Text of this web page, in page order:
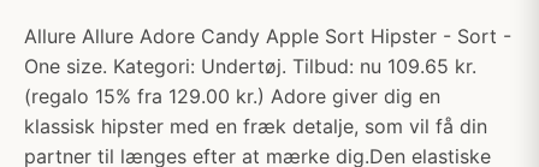
Allure Allure Adore Candy Apple Sort Hipster - Sort -
One size. Kategori: Undertøj. Tilbud: nu 109.65 kr.
(regalo 15% fra 129.00 kr.) Adore giver dig en
klassisk hipster med en fræk detalje, som vil få din
partner til længes efter at mærke dig.Den elastiske